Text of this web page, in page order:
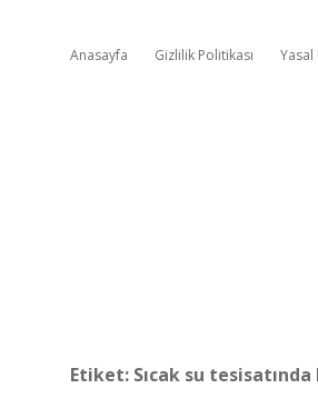
Anasayfa Gizlilik Politikası Yasal
Etiket: Sıcak su